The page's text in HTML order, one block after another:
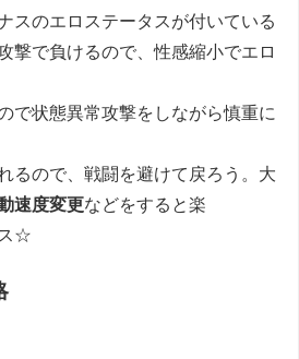
スのエロステータスが付いている
撃で負けるので、性感縮小でエロ
で状態異常攻撃をしながら慎重に
るので、戦闘を避けて戻ろう。大
速度変更などをすると楽
☆